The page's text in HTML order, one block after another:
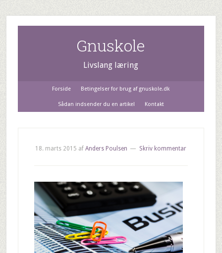
Gnuskole
Livslang læring
Forside Betingelser for brug af gnuskole.dk
Sådan indsender du en artikel Kontakt
18. marts 2015 afAnders Poulsen Skriv kommentar